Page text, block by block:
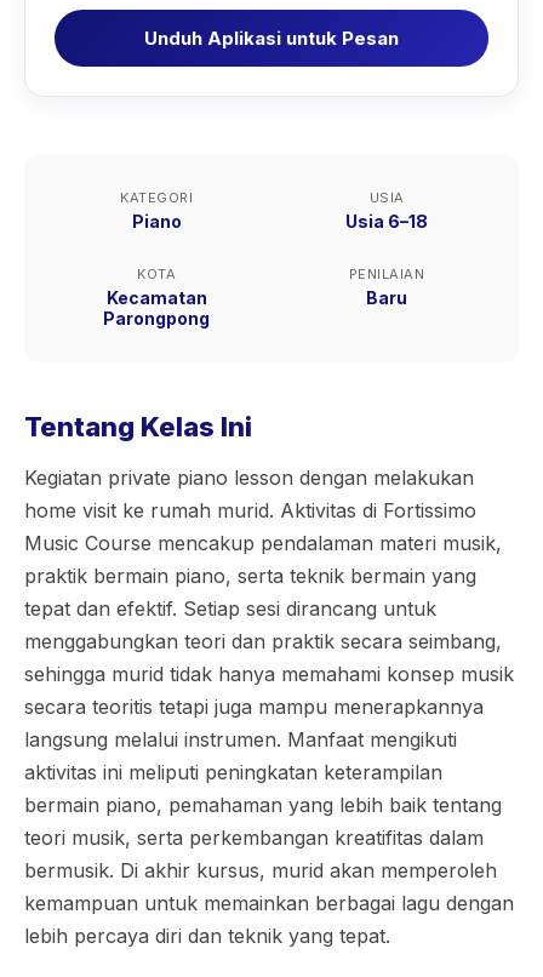
Unduh Aplikasi untuk Pesan
KATEGORI
Piano
USIA
Usia 6–18
KOTA
Kecamatan
Parongpong
PENILAIAN
Baru
Tentang Kelas Ini
Kegiatan private piano lesson dengan melakukan
home visit ke rumah murid. Aktivitas di Fortissimo
Music Course mencakup pendalaman materi musik,
praktik bermain piano, serta teknik bermain yang
tepat dan efektif. Setiap sesi dirancang untuk
menggabungkan teori dan praktik secara seimbang,
sehingga murid tidak hanya memahami konsep musik
secara teoritis tetapi juga mampu menerapkannya
langsung melalui instrumen. Manfaat mengikuti
aktivitas ini meliputi peningkatan keterampilan
bermain piano, pemahaman yang lebih baik tentang
teori musik, serta perkembangan kreatifitas dalam
bermusik. Di akhir kursus, murid akan memperoleh
kemampuan untuk memainkan berbagai lagu dengan
lebih percaya diri dan teknik yang tepat.